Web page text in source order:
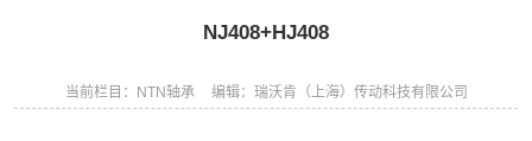
NJ408+HJ408
当前栏目：NTN轴承 编辑：瑞沃肯（上海）传动科技有限公司